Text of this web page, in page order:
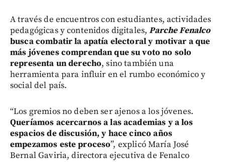
A través de encuentros con estudiantes, actividades
pedagógicas y contenidos digitales, Parche Fenalco
busca combatir la apatía electoral y motivar a que
más jóvenes comprendan que su voto no solo
representa un derecho, sino también una
herramienta para influir en el rumbo económico y
social del país.
“Los gremios no deben ser ajenos a los jóvenes.
Queríamos acercarnos a las academias y a los
espacios de discusión, y hace cinco años
empezamos este proceso”, explicó María José
Bernal Gaviria, directora ejecutiva de Fenalco